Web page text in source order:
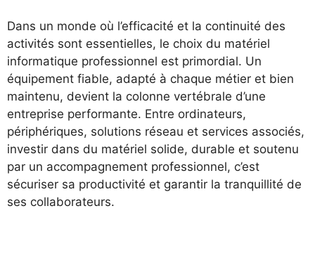
Dans un monde où l’efficacité et la continuité des
activités sont essentielles, le choix du matériel
informatique professionnel est primordial. Un
équipement fiable, adapté à chaque métier et bien
maintenu, devient la colonne vertébrale d’une
entreprise performante. Entre ordinateurs,
périphériques, solutions réseau et services associés,
investir dans du matériel solide, durable et soutenu
par un accompagnement professionnel, c’est
sécuriser sa productivité et garantir la tranquillité de
ses collaborateurs.